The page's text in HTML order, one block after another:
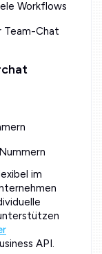
Workflows
Team-Chat
im
API.